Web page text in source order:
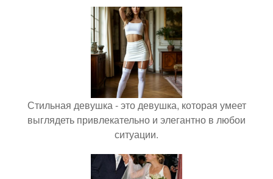
Стильная девушка - это девушка, которая умеет
выглядеть привлекательно и элегантно в любои
ситуации.